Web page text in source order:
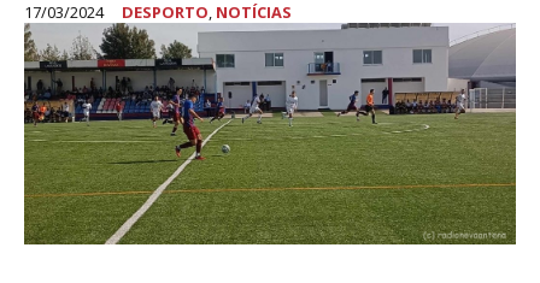
17/03/2024 DESPORTO, NOTÍCIAS